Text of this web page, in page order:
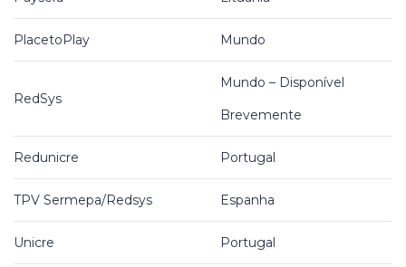
PlacetoPlay Mundo
RedSys
Mundo – Disponível
Brevemente
Redunicre Portugal
TPV Sermepa/Redsys Espanha
Unicre Portugal